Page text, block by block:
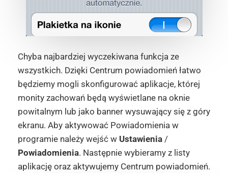
Chyba najbardziej wyczekiwana funkcja ze
wszystkich. Dzięki Centrum powiadomień łatwo
będziemy mogli skonfigurować aplikacje, której
monity zachowań będą wyświetlane na oknie
powitalnym lub jako banner wysuwający się z góry
ekranu. Aby aktywować Powiadomienia w
programie należy wejść w Ustawienia/
Powiadomienia. Następnie wybieramy z listy
aplikację oraz aktywujemy Centrum powiadomień.